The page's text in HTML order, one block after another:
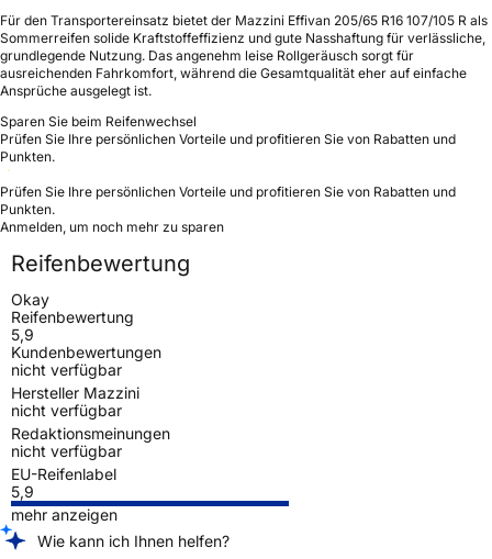
Für den Transportereinsatz bietet der Mazzini Effivan 205/65 R16 107/105 R als
Sommerreifen solide Kraftstoffeffizienz und gute Nasshaftung für verlässliche,
grundlegende Nutzung. Das angenehm leise Rollgeräusch sorgt für
ausreichenden Fahrkomfort, während die Gesamtqualität eher auf einfache
Ansprüche ausgelegt ist.
Sparen Sie beim Reifenwechsel
Prüfen Sie Ihre persönlichen Vorteile und profitieren Sie von Rabatten und
Punkten.
Prüfen Sie Ihre persönlichen Vorteile und profitieren Sie von Rabatten und
Punkten.
Anmelden, um noch mehr zu sparen
Reifenbewertung
Okay
Reifenbewertung
5,9
Kundenbewertungen
nicht verfügbar
Hersteller Mazzini
nicht verfügbar
Redaktionsmeinungen
nicht verfügbar
EU-Reifenlabel
5,9
mehr anzeigen
Wie kann ich Ihnen helfen?